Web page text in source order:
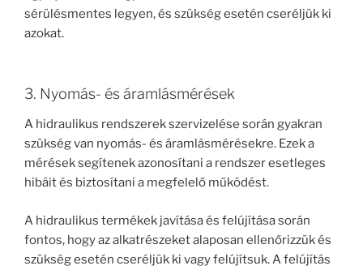
sérülésmentes legyen, és szükség esetén cseréljük ki
azokat.
3. Nyomás- és áramlásmérések
A hidraulikus rendszerek szervizelése során gyakran
szükség van nyomás- és áramlásmérésekre. Ezek a
mérések segítenek azonosítani a rendszer esetleges
hibáit és biztosítani a megfelelő működést.
A hidraulikus termékek javítása és felújítása során
fontos, hogy az alkatrészeket alaposan ellenőrizzük és
szükség esetén cseréljük ki vagy felújítsuk. A felújítás